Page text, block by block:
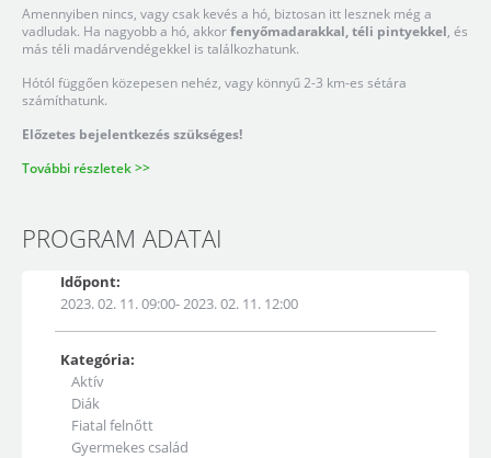
Amennyiben nincs, vagy csak kevés a hó, biztosan itt lesznek még a
vadludak. Ha nagyobb a hó, akkorfenyőmadarakkal, téli pintyekkel, és
más téli madárvendégekkel is találkozhatunk.
Hótól függően közepesen nehéz, vagy könnyű 2-3 km-es sétára
számíthatunk.
Előzetes bejelentkezés szükséges!
További részletek >>
PROGRAM ADATAI
Időpont:
2023. 02. 11. 09:00- 2023. 02. 11. 12:00
Kategória:
Aktív
Diák
Fiatal felnőtt
Gyermekes család